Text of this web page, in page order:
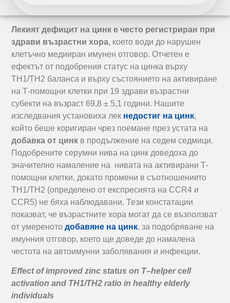
Лекият дефицит на цинк е често регистриран при
здрави възрастни хора, което води до нарушен
клетъчно медииран имунен отговор. Отчетен е
ефектът от подобрения статус на цинка върху
TH1/TH2 баланса и върху състоянието на активиране
на Т-помощни клетки при 19 здрави възрастни
субекти на възраст 69,8 ± 5,1 години. Нашите
изследвания установиха лек недостиг на цинк,
който беше коригиран чрез поемане през устата на
добавка от цинк в продължение на седем седмици.
Подобрените серумни нива на цинк доведоха до
значително намаление на нивата на активирани Т-
помощни клетки, докато промени в съотношението
TH1/TH2 (определено от експресията на CCR4 и
CCR5) не бяха наблюдавани. Тези констатации
показват, че възрастните хора могат да се възползват
от умеренотодобавяне на цинк, за подобряване на
имунния отговор, което ще доведе до намалена
честота на автоимунни заболявания и инфекции.
Effect of improved zinc status on T–helper cell
activation and TH1/TH2 ratio in healthy elderly
individuals